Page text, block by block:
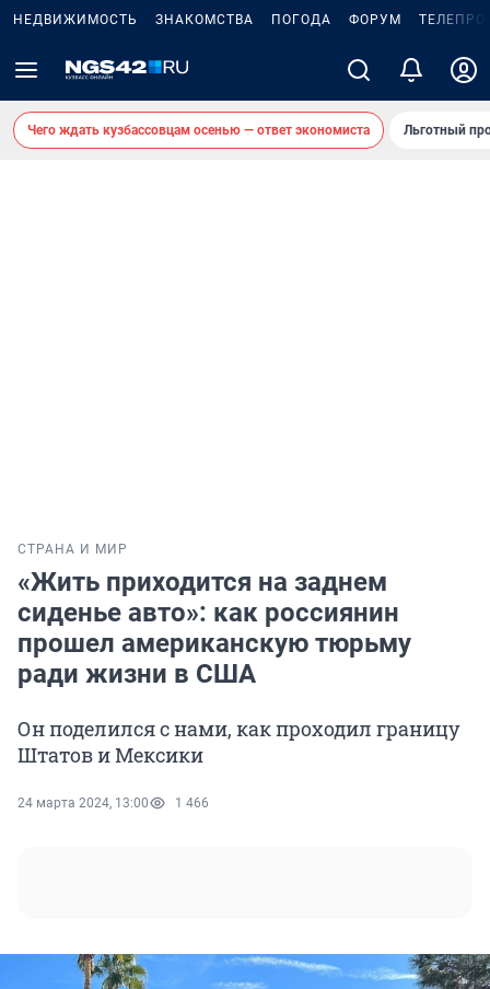
НЕДВИЖИМОСТЬ ЗНАКОМСТВА ПОГОДА ФОРУМ
Чего ждать кузбассовцам осенью — ответ экономиста Льготный
СТРАНА И МИР
«Жить приходится на заднем
сиденье авто»: как россиянин
прошел американскую тюрьму
ради жизни в США
Он поделился с нами, как проходил границу
Штатов и Мексики
24 марта 2024, 13:00 1 466